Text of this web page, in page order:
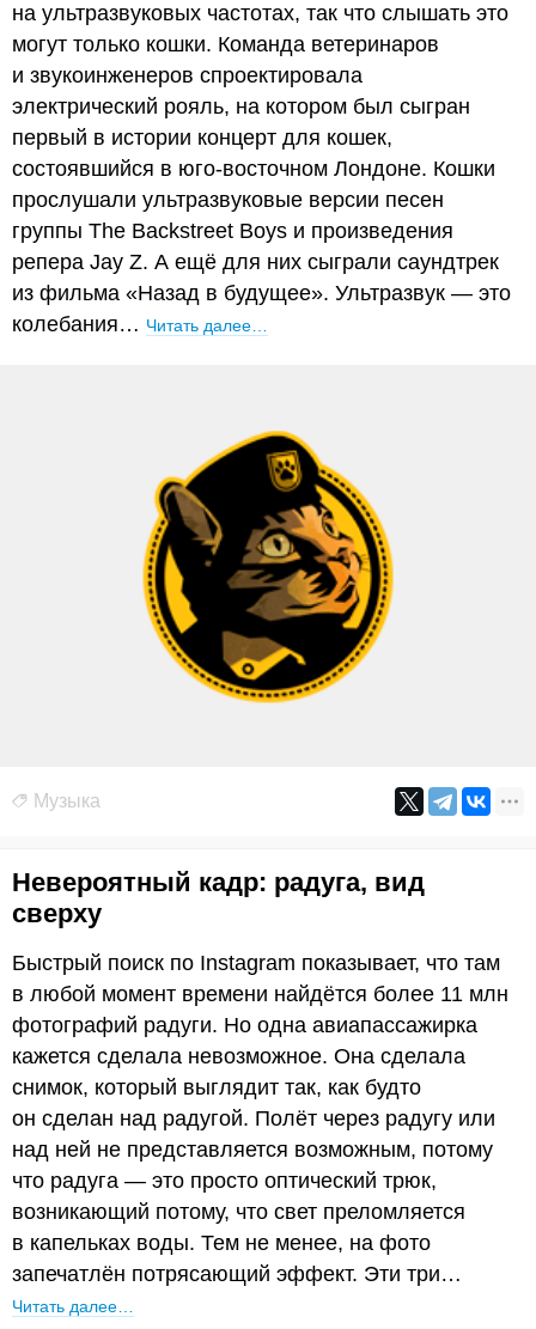
на ультразвуковых частотах, так что слышать это
могут только кошки. Команда ветеринаров
и звукоинженеров спроектировала
электрический рояль, на котором был сыгран
первый в истории концерт для кошек,
состоявшийся в юго-восточном Лондоне. Кошки
прослушали ультразвуковые версии песен
группы The Backstreet Boys и произведения
репера Jay Z. А ещё для них сыграли саундтрек
из фильма «Назад в будущее». Ультразвук — это
колебания… Читать далее…
Музыка
Невероятный кадр: радуга, вид
сверху
Быстрый поиск по Instagram показывает, что там
в любой момент времени найдётся более 11 млн
фотографий радуги. Но одна авиапассажирка
кажется сделала невозможное. Она сделала
снимок, который выглядит так, как будто
он сделан над радугой. Полёт через радугу или
над ней не представляется возможным, потому
что радуга — это просто оптический трюк,
возникающий потому, что свет преломляется
в капельках воды. Тем не менее, на фото
запечатлён потрясающий эффект. Эти три…
Читать далее…